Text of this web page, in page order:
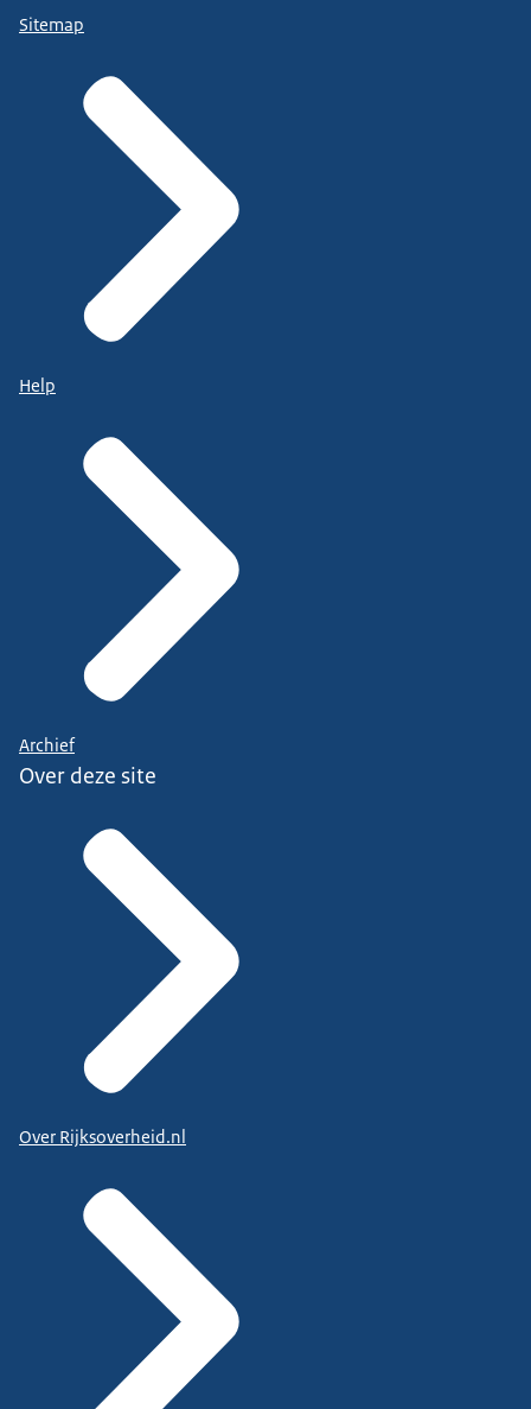
Sitemap
Help
Archief
Over deze site
Over Rijksoverheid.nl